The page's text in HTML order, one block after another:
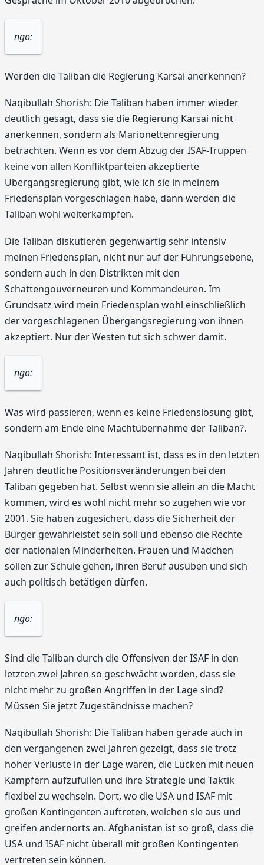
ngo:
Werden die Taliban die Regierung Karsai anerkennen?
Naqibullah Shorish: Die Taliban haben immer wieder
deutlich gesagt, dass sie die Regierung Karsai nicht
anerkennen, sondern als Marionettenregierung
betrachten. Wenn es vor dem Abzug der ISAF-Truppen
keine von allen Konfliktparteien akzeptierte
Übergangsregierung gibt, wie ich sie in meinem
Friedensplan vorgeschlagen habe, dann werden die
Taliban wohl weiterkämpfen.
Die Taliban diskutieren gegenwärtig sehr intensiv
meinen Friedensplan, nicht nur auf der Führungsebene,
sondern auch in den Distrikten mit den
Schattengouverneuren und Kommandeuren. Im
Grundsatz wird mein Friedensplan wohl einschließlich
der vorgeschlagenen Übergangsregierung von ihnen
akzeptiert. Nur der Westen tut sich schwer damit.
ngo:
Was wird passieren, wenn es keine Friedenslösung gibt,
sondern am Ende eine Machtübernahme der Taliban?.
Naqibullah Shorish: Interessant ist, dass es in den letzten
Jahren deutliche Positionsveränderungen bei den
Taliban gegeben hat. Selbst wenn sie allein an die Macht
kommen, wird es wohl nicht mehr so zugehen wie vor
2001. Sie haben zugesichert, dass die Sicherheit der
Bürger gewährleistet sein soll und ebenso die Rechte
der nationalen Minderheiten. Frauen und Mädchen
sollen zur Schule gehen, ihren Beruf ausüben und sich
auch politisch betätigen dürfen.
ngo:
Sind die Taliban durch die Offensiven der ISAF in den
letzten zwei Jahren so geschwächt worden, dass sie
nicht mehr zu großen Angriffen in der Lage sind?
Müssen Sie jetzt Zugeständnisse machen?
Naqibullah Shorish: Die Taliban haben gerade auch in
den vergangenen zwei Jahren gezeigt, dass sie trotz
hoher Verluste in der Lage waren, die Lücken mit neuen
Kämpfern aufzufüllen und ihre Strategie und Taktik
flexibel zu wechseln. Dort, wo die USA und ISAF mit
großen Kontingenten auftreten, weichen sie aus und
greifen andernorts an. Afghanistan ist so groß, dass die
USA und ISAF nicht überall mit großen Kontingenten
vertreten sein können.